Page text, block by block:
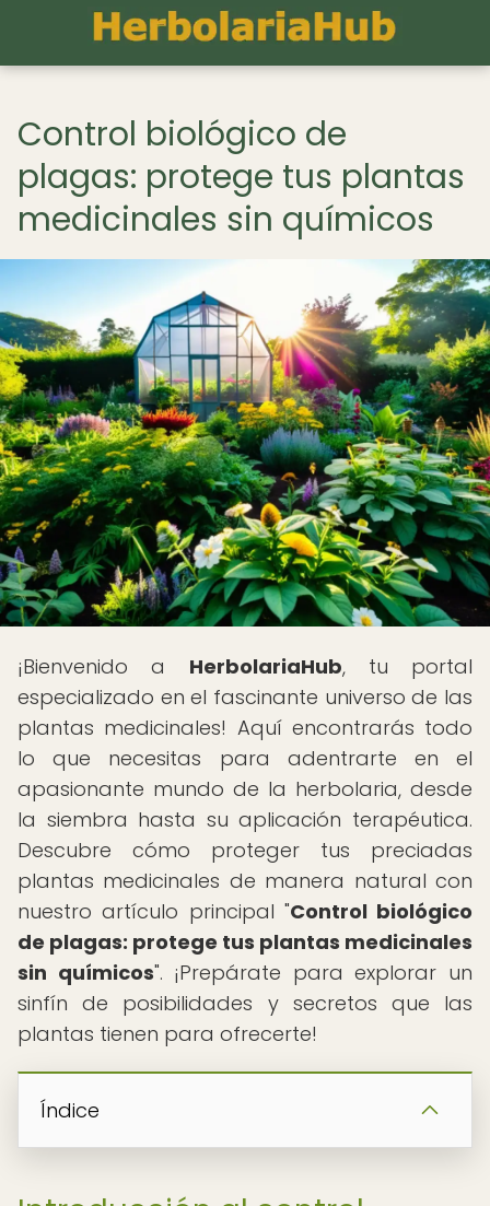
Control biológico de
plagas: protege tus plantas
medicinales sin químicos
¡Bienvenido a HerbolariaHub, tu portal
especializado en el fascinante universo de las
plantas medicinales! Aquí encontrarás todo
lo que necesitas para adentrarte en el
apasionante mundo de la herbolaria, desde
la siembra hasta su aplicación terapéutica.
Descubre cómo proteger tus preciadas
plantas medicinales de manera natural con
nuestro artículo principal "Control biológico
de plagas: protege tus plantas medicinales
sin químicos". ¡Prepárate para explorar un
sinfín de posibilidades y secretos que las
plantas tienen para ofrecerte!
Índice